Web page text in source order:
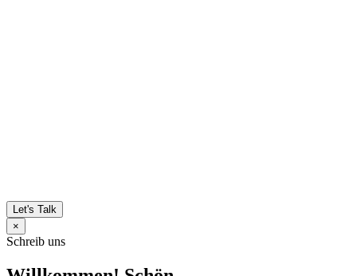
Let's Talk
×
Schreib uns